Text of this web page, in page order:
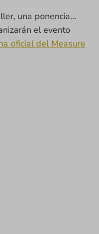
una ponencia…
el evento
oficial del Measure